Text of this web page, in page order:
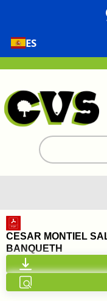
ES
Buscar:
Inicio
Nosotros
Directorios
CESAR MONTIEL
BANQUETH